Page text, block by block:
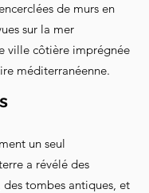
de murs en
sur la mer
ville côtière imprégnée
méditerranéenne.
un seul
a révélé des
tombes antiques, et